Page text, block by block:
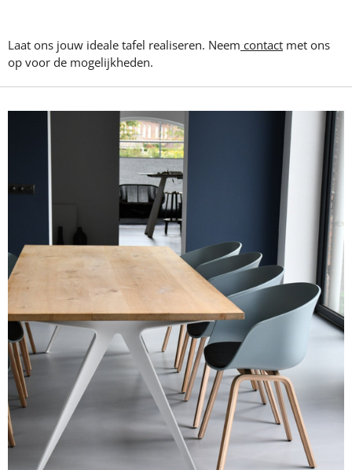
Laat ons jouw ideale tafel realiseren. Neem contact met ons
op voor de mogelijkheden.